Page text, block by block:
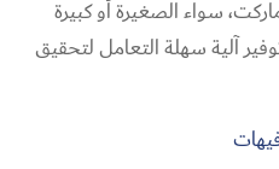
سواء الصغيرة أو كبيرة
آلية سهلة التعامل لتحقيق